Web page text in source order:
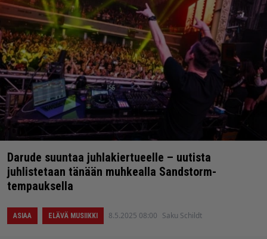
Darude suuntaa juhlakiertueelle – uutista
juhlistetaan tänään muhkealla Sandstorm-
tempauksella
ASIAA ELÄVÄ MUSIIKKI 8.5.2025 08:00 Saku Schildt